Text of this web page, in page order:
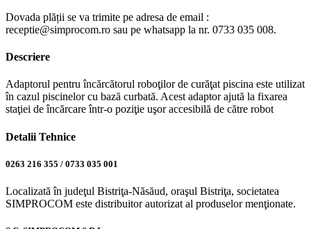
Dovada plății se va trimite pe adresa de email :
receptie@simprocom.ro sau pe whatsapp la nr. 0733 035 008.
Descriere
Adaptorul pentru încărcătorul roboţilor de curăţat piscina este utilizat
în cazul piscinelor cu bază curbată. Acest adaptor ajută la fixarea
staţiei de încărcare într-o poziţie uşor accesibilă de către robot
Detalii Tehnice
0263 216 355 / 0733 035 001
Localizată în judeţul Bistriţa-Năsăud, oraşul Bistriţa, societatea
SIMPROCOM este distribuitor autorizat al produselor menţionate.